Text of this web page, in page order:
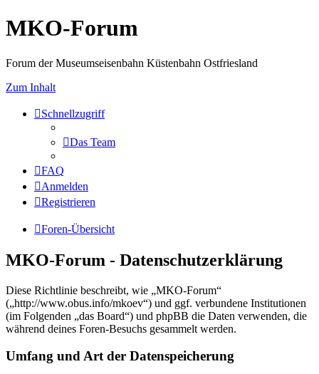
MKO-Forum
Forum der Museumseisenbahn Küstenbahn Ostfriesland
Zum Inhalt
Schnellzugriff
Das Team
FAQ
Anmelden
Registrieren
Foren-Übersicht
MKO-Forum - Datenschutzerklärung
Diese Richtlinie beschreibt, wie „MKO-Forum“
(„http://www.obus.info/mkoev“) und ggf. verbundene Institutionen
(im Folgenden „das Board“) und phpBB die Daten verwenden, die
während deines Foren-Besuchs gesammelt werden.
Umfang und Art der Datenspeicherung